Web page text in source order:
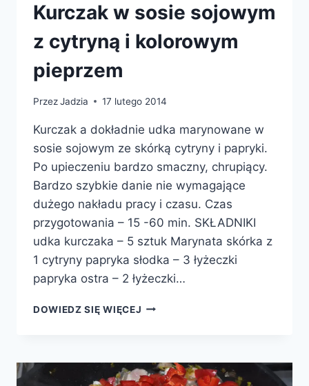
Kurczak w sosie sojowym
z cytryną i kolorowym
pieprzem
PrzezJadzia 17 lutego 2014
Kurczak a dokładnie udka marynowane w
sosie sojowym ze skórką cytryny i papryki.
Po upieczeniu bardzo smaczny, chrupiący.
Bardzo szybkie danie nie wymagające
dużego nakładu pracy i czasu. Czas
przygotowania – 15 -60 min. SKŁADNIKI
udka kurczaka – 5 sztuk Marynata skórka z
1 cytryny papryka słodka – 3 łyżeczki
papryka ostra – 2 łyżeczki…
DOWIEDZ SIĘ WIĘCEJ KURCZAK
Z
CYTRYNĄ